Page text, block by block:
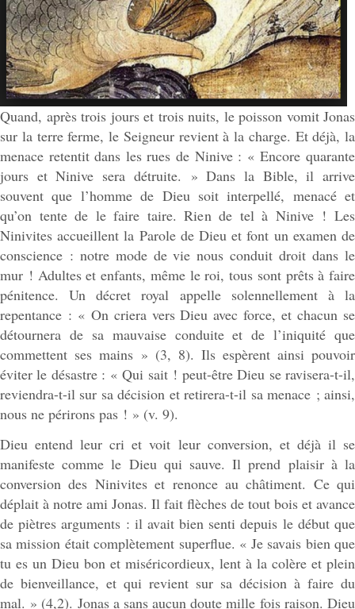
Quand, après trois jours et trois nuits, le poisson vomit Jonas
sur la terre ferme, le Seigneur revient à la charge. Et déjà, la
menace retentit dans les rues de Ninive : « Encore quarante
jours et Ninive sera détruite. » Dans la Bible, il arrive
souvent que l’homme de Dieu soit interpellé, menacé et
qu’on tente de le faire taire. Rien de tel à Ninive ! Les
Ninivites accueillent la Parole de Dieu et font un examen de
conscience : notre mode de vie nous conduit droit dans le
mur ! Adultes et enfants, même le roi, tous sont prêts à faire
pénitence. Un décret royal appelle solennellement à la
repentance : « On criera vers Dieu avec force, et chacun se
détournera de sa mauvaise conduite et de l’iniquité que
commettent ses mains » (3, 8). Ils espèrent ainsi pouvoir
éviter le désastre : « Qui sait ! peut-être Dieu se ravisera-t-il,
reviendra-t-il sur sa décision et retirera-t-il sa menace ; ainsi,
nous ne périrons pas ! » (v. 9).
Dieu entend leur cri et voit leur conversion, et déjà il se
manifeste comme le Dieu qui sauve. Il prend plaisir à la
conversion des Ninivites et renonce au châtiment. Ce qui
déplait à notre ami Jonas. Il fait flèches de tout bois et avance
de piètres arguments : il avait bien senti depuis le début que
sa mission était complètement superflue. « Je savais bien que
tu es un Dieu bon et miséricordieux, lent à la colère et plein
de bienveillance, et qui revient sur sa décision à faire du
mal. » (4,2). Jonas a sans aucun doute mille fois raison. Dieu